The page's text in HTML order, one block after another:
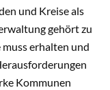
und Kreise als
gehört zu
erhalten und
Kommunen